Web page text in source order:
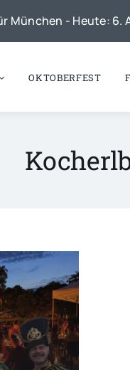
München - Heute: 6.
OKTOBERFEST